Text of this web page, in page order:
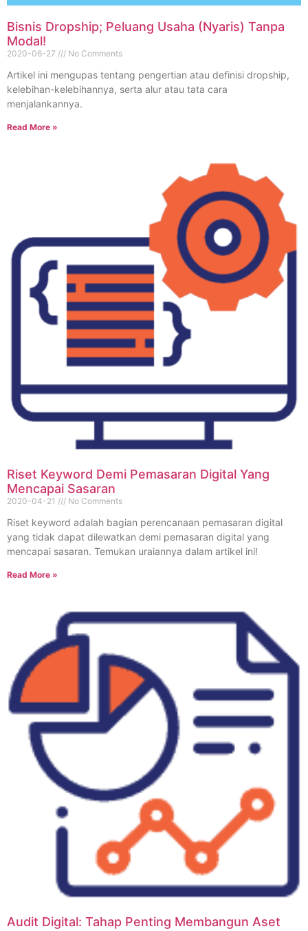
Bisnis Dropship; Peluang Usaha (Nyaris) Tanpa
Modal!
2020-06-27 No Comments
Artikel ini mengupas tentang pengertian atau definisi dropship,
kelebihan-kelebihannya, serta alur atau tata cara
menjalankannya.
Read More »
Riset Keyword Demi Pemasaran Digital Yang
Mencapai Sasaran
2020-04-21 No Comments
Riset keyword adalah bagian perencanaan pemasaran digital
yang tidak dapat dilewatkan demi pemasaran digital yang
mencapai sasaran. Temukan uraiannya dalam artikel ini!
Read More »
Audit Digital: Tahap Penting Membangun Aset